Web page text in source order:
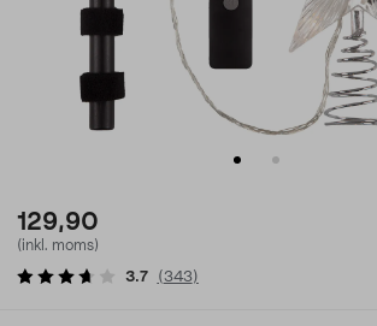
129,90
(inkl. moms)
3.7 (343)